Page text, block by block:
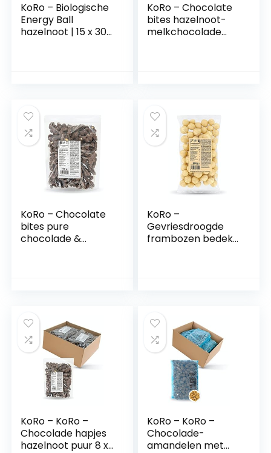
KoRo – Biologische
Energy Ball
hazelnoot | 15 x 30
KoRo – Chocolate
bites hazelnoot-
melkchocolade
KoRo – Chocolate
bites pure
chocolade &
KoRo –
Gevriesdroogde
frambozen bedekt
KoRo – KoRo –
Chocolade hapjes
hazelnoot puur 8 x
KoRo – KoRo –
Chocolade-
amandelen met